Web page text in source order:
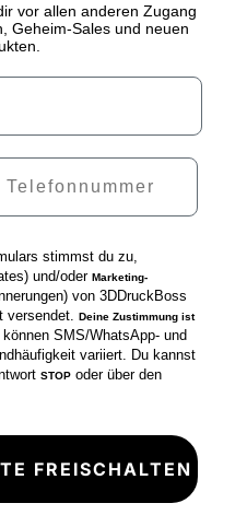
vor allen anderen Zugang
Geheim-Sales und neuen
stimmst du zu,
und/oder Marketing-
von 3DDruckBoss
versendet.
Deine Zustimmung ist
können SMS/WhatsApp- und
variiert. Du kannst
STOP oder über den
FREISCHALTEN